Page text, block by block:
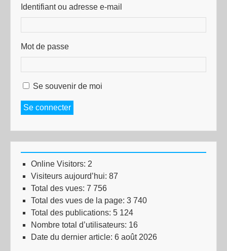
Identifiant ou adresse e-mail
Mot de passe
Se souvenir de moi
Se connecter
Online Visitors: 2
Visiteurs aujourd’hui: 87
Total des vues: 7 756
Total des vues de la page: 3 740
Total des publications: 5 124
Nombre total d’utilisateurs: 16
Date du dernier article: 6 août 2026